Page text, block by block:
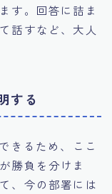
す。回答に詰ま
話すなど、大人
する
きるため、ここ
勝負を分けま
、今の部署には